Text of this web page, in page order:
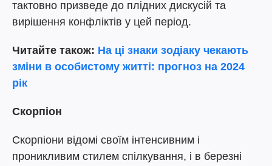
тактовно призведе до плідних дискусій та
вирішення конфліктів у цей період.
Читайте також: На ці знаки зодіаку чекають
зміни в особистому житті: прогноз на 2024
рік
Скорпіон
Скорпіони відомі своїм інтенсивним і
проникливим стилем спілкування, і в березні